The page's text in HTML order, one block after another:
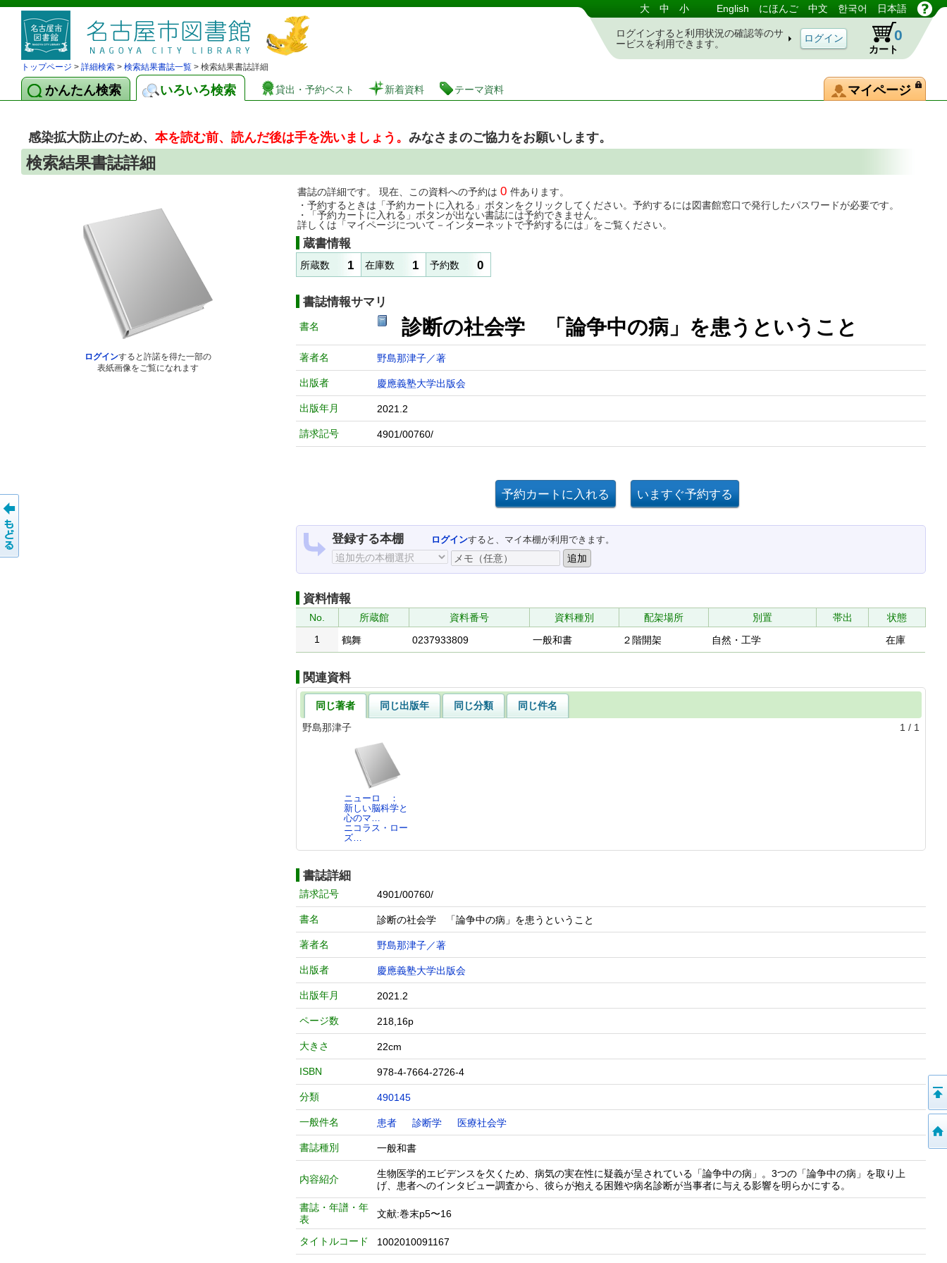
図書館 蔵書検索・予約システム 大 中 小 English にほんご 中文 한국어 日本語
ログインすると利用状況の確認等のサ
ービスを利用できます。
カート
0
トップページ > 詳細検索 > 検索結果書誌一覧 > 検索結果書誌詳細
かんたん検索 いろいろ検索 貸出・予約ベスト 新着資料 テーマ資料 マイページ
感染拡大防止のため、 本を読む前、読んだ後は手を洗いましょう。 みなさまのご協力をお願いします。
検索結果書誌詳細
ログインすると許諾を得た一部の
表紙画像をご覧になれます
書誌の詳細です。 現在、この資料への予約は 0 件あります。
・予約するときは「予約カートに入れる」ボタンをクリックしてください。予約するには図書館窓口で発行したパスワードが必要です。
・「予約カートに入れる」ボタンが出ない書誌には予約できません。
詳しくは「マイページについて－インターネットで予約するには」をご覧ください。
蔵書情報
所蔵数 1 在庫数 1 予約数 0
書誌情報サマリ
書名 診断の社会学 「論争中の病」を患うということ
著者名 野島那津子／著
出版者 慶應義塾大学出版会
出版年月 2021.2
請求記号 4901/00760/
登録する本棚 ログインすると、マイ本棚が利用できます。
資料情報
No. 所蔵館 資料番号 資料種別 配架場所 別置 帯出
状態
1
鶴舞 0237933809 一般和書 ２階開架 自然・工学 在庫
関連資料
同じ著者 同じ出版年 同じ分類
同じ件名
野島那津子
1 / 1
ニューロ ：
新しい脳科学と
心のマ…
ニコラス・ロー
ズ…
書誌詳細
請求記号 4901/00760/
書名 診断の社会学 「論争中の病」を患うということ
著者名 野島那津子／著
出版者 慶應義塾大学出版会
出版年月 2021.2
ページ数 218,16p
大きさ 22cm
ISBN 978-4-7664-2726-4
分類 490145
一般件名 患者 診断学 医療社会学
書誌種別 一般和書
内容紹介
生物医学的エビデンスを欠くため、病気の実在性に疑義が呈されている「論争中の病」。3つの「論争中の病」を取り上
げ、患者へのインタビュー調査から、彼らが抱える困難や病名診断が当事者に与える影響を明らかにする。
書誌・年譜・年
表
文献:巻末p5〜16
タイトルコード 1002010091167